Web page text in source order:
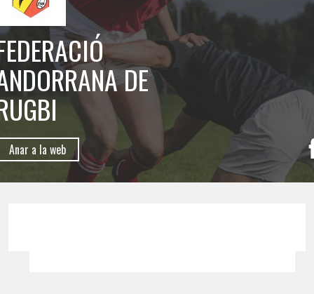
DE
Anar a la web